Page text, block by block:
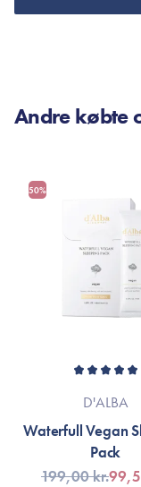
*Ingredienslisten
mærket’s officielle
Andre købte
50%
D'ALBA
Waterfull Vegan
Pack
199,00 kr.